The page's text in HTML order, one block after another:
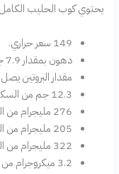
يحتوي كوب الحليب
149 سعر حراري.
دهون بمقدار 7.9 جم.
مقدار البروتين يصل إلى
12.3 جم من السكر.
276 مليجرام من الكالسيوم.
205 مليجرام من الفوسفور.
322 مليجرام من البوتاسيوم.
3.2 ميكروجرام من فيتامين د.